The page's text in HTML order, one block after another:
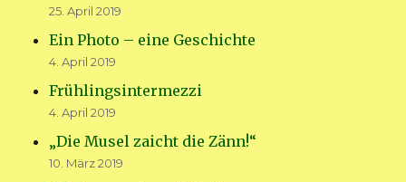
25. April 2019
Ein Photo – eine Geschichte
4. April 2019
Frühlingsintermezzi
4. April 2019
„Die Musel zaicht die Zänn!“
10. März 2019